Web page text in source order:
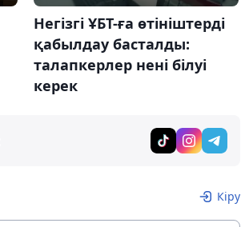
Негізгі ҰБТ-ға өтініштерді
қабылдау басталды:
талапкерлер нені білуі
керек
Кіру